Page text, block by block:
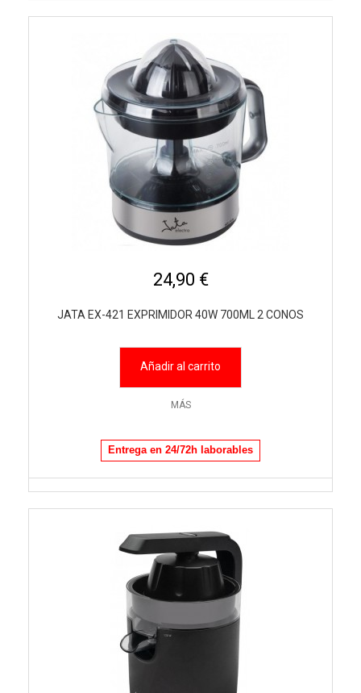
24,90 €
JATA EX-421 EXPRIMIDOR 40W 700ML 2 CONOS
Añadir al carrito
MÁS
Entrega en 24/72h laborables